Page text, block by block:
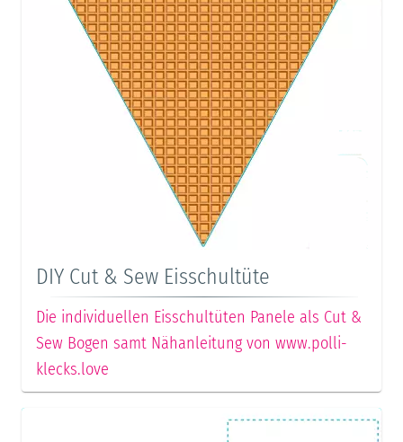
DIY Cut & Sew Eisschultüte
Die individuellen Eisschultüten Panele als Cut &
Sew Bogen samt Nähanleitung von www.polli-
klecks.love